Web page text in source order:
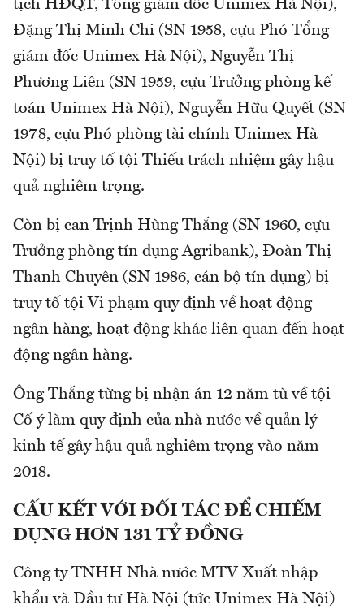
tịch HĐQT, Tổng giám đốc Unimex Hà Nội),
Đặng Thị Minh Chi (SN 1958, cựu Phó Tổng
giám đốc Unimex Hà Nội), Nguyễn Thị
Phương Liên (SN 1959, cựu Trưởng phòng kế
toán Unimex Hà Nội), Nguyễn Hữu Quyết (SN
1978, cựu Phó phòng tài chính Unimex Hà
Nội) bị truy tố tội Thiếu trách nhiệm gây hậu
quả nghiêm trọng.
Còn bị can Trịnh Hùng Thắng (SN 1960, cựu
Trưởng phòng tín dụng Agribank), Đoàn Thị
Thanh Chuyên (SN 1986, cán bộ tín dụng) bị
truy tố tội Vi phạm quy định về hoạt động
ngân hàng, hoạt động khác liên quan đến hoạt
động ngân hàng.
Ông Thắng từng bị nhận án 12 năm tù về tội
Cố ý làm quy định của nhà nước về quản lý
kinh tế gây hậu quả nghiêm trọng vào năm
2018.
CẤU KẾT VỚI ĐỐI TÁC ĐỂ CHIẾM
DỤNG HƠN 131 TỶ ĐỒNG
Công ty TNHH Nhà nước MTV Xuất nhập
khẩu và Đầu tư Hà Nội (tức Unimex Hà Nội)